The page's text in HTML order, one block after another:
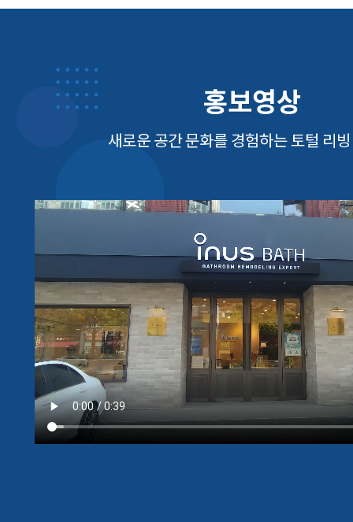
홍보영상
새로운 공간 문화를 경험하는 토털 리